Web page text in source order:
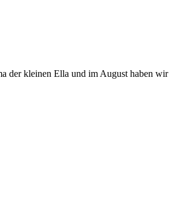
der kleinen Ella und im August haben wir